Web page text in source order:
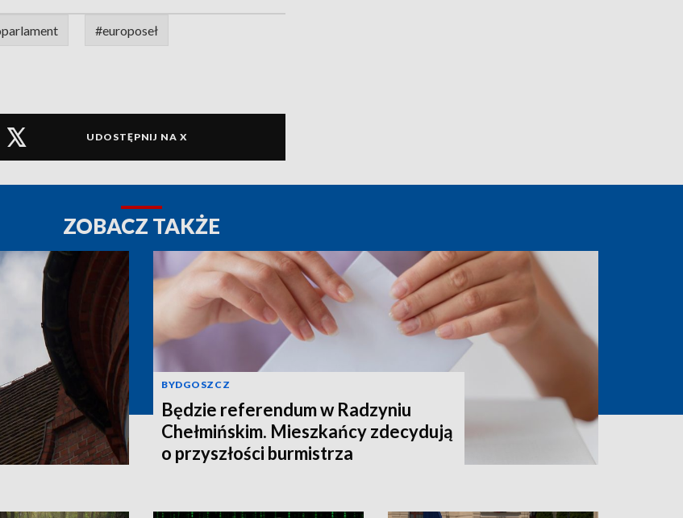
#europoseł
UDOSTĘPNIJ NA X
ZOBACZ TAKŻE
BYDGOSZCZ
Będzie referendum w Radzyniu
Chełmińskim. Mieszkańcy zdecydują
o przyszłości burmistrza